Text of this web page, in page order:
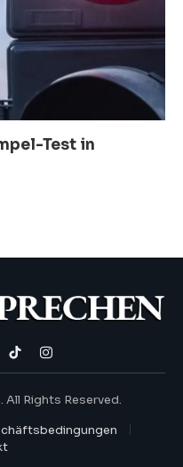
Test in
TikTokInstagram
Rights Reserved.